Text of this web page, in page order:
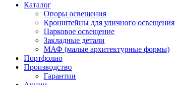
Каталог
Опоры освещения
Кронштейны для уличного освещения
Парковое освещение
Закладные детали
МАФ (малые архитектурные формы)
Портфолио
Производство
Гарантии